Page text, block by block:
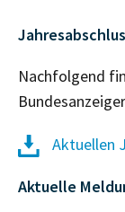
Nachfolgend
Aktuellen
Aktuelle